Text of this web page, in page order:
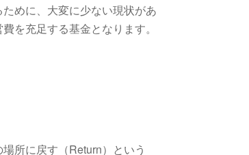
めに、大変に少ない現状があ
を充足する基金となります。
所に戻す（Return）という